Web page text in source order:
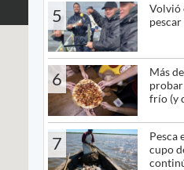
5
Volvió
pescar
6
Más
probar
frío (y
7
Pesca
cupo